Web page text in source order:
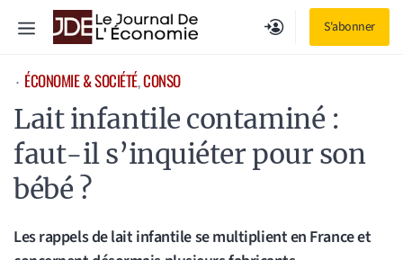
S'abonner
Menu
⋅ ÉCONOMIE & SOCIÉTÉ, CONSO
Lait infantile contaminé :
faut-il s’inquiéter pour son
bébé ?
Les rappels de lait infantile se multiplient en France et